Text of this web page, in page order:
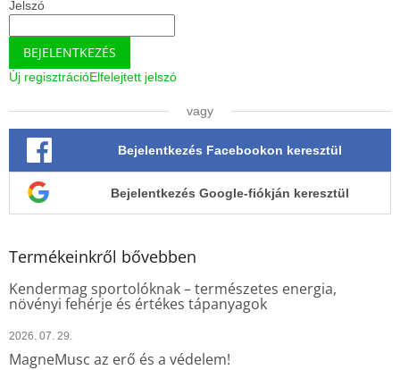
Jelszó
BEJELENTKEZÉS
Új regisztrációElfelejtett jelszó
vagy
Bejelentkezés Facebookon keresztül
Bejelentkezés Google-fiókján keresztül
Termékeinkről bővebben
Kendermag sportolóknak – természetes energia,
növényi fehérje és értékes tápanyagok
2026. 07. 29.
MagneMusc az erő és a védelem!